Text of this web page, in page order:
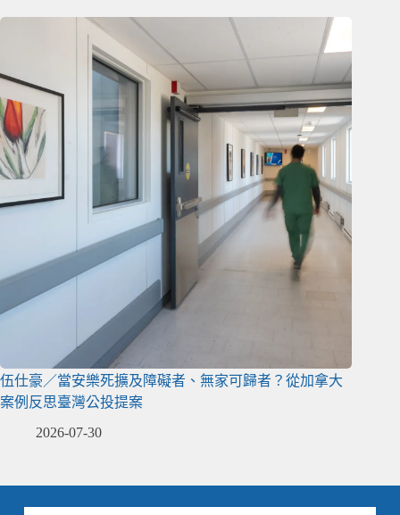
伍仕豪／當安樂死擴及障礙者、無家可歸者？從加拿大
案例反思臺灣公投提案
2026-07-30